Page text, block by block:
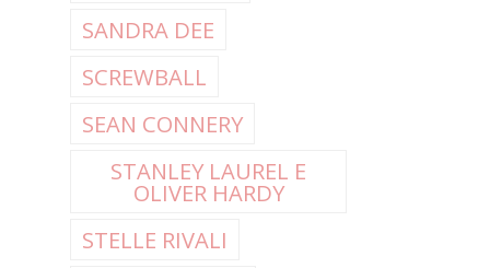
SANDRA DEE
SCREWBALL
SEAN CONNERY
STANLEY LAUREL E
OLIVER HARDY
STELLE RIVALI